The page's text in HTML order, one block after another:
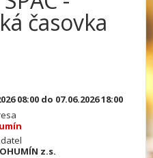
časovka
08:00 do 07.06.2026 18:00
z.s.